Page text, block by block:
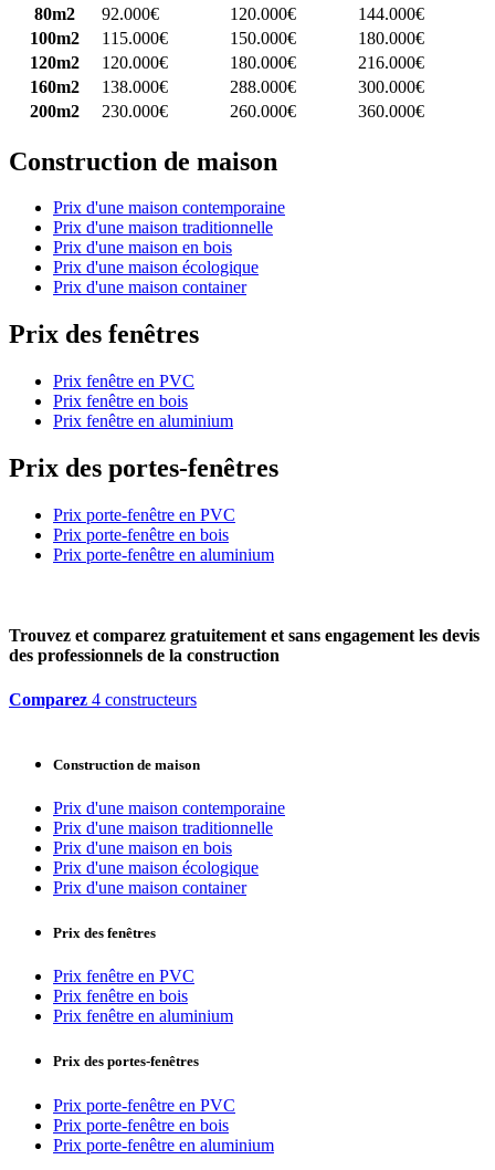
80m2
92.000€ 120.000€
144.000€
100m2
115.000€ 150.000€
180.000€
120m2
120.000€ 180.000€
216.000€
160m2
138.000€ 288.000€
300.000€
200m2
230.000€ 260.000€ 360.000€
Construction de maison
Prix d'une maison contemporaine
Prix d'une maison traditionnelle
Prix d'une maison en bois
Prix d'une maison écologique
Prix d'une maison container
Prix des fenêtres
Prix fenêtre en PVC
Prix fenêtre en bois
Prix fenêtre en aluminium
Prix des portes-fenêtres
Prix porte-fenêtre en PVC
Prix porte-fenêtre en bois
Prix porte-fenêtre en aluminium
Trouvez et comparez gratuitement et sans engagement les devis
des professionnels de la construction
Comparez 4 constructeurs
Construction de maison
Prix d'une maison contemporaine
Prix d'une maison traditionnelle
Prix d'une maison en bois
Prix d'une maison écologique
Prix d'une maison container
Prix des fenêtres
Prix fenêtre en PVC
Prix fenêtre en bois
Prix fenêtre en aluminium
Prix des portes-fenêtres
Prix porte-fenêtre en PVC
Prix porte-fenêtre en bois
Prix porte-fenêtre en aluminium